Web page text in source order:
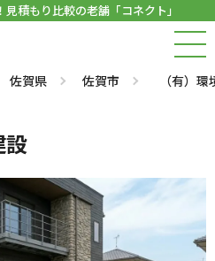
積もり比較の老舗「コネクト」
佐賀県 佐賀市 （有）
設